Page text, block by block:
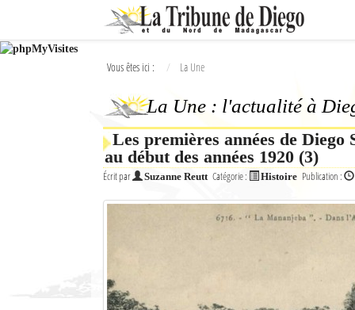
Ok
L'actualité à Diego Suarez
Vous êtes ici : La Une
La Une : l'actualité à
Les premières années de
au début des années 1920 (3)
Écrit par Suzanne Reutt Catégorie : Histoire Publication :